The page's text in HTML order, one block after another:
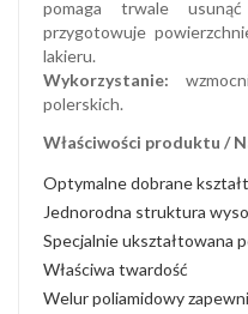
pomaga trwale
przygotowuje
lakieru.
Wykorzystanie:
polerskich.
Właściwości produktu /
Optymalne dobrane
Jednorodna struktura
Specjalnie ukształtowana
Właściwa twardość
Welur poliamidowy